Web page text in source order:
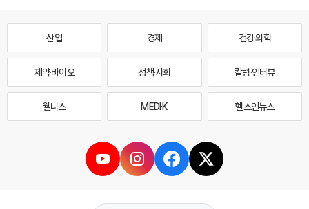
산업 경제 건강·의학
제약·바이오 정책·사회 칼럼·인터뷰
웰니스 MEDI·K 헬스인뉴스